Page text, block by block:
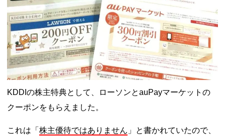
デジタルギフト改悪でいろいろ手数料徴収へ！8/3～
2026年8月
1日
PayPayポイント→Vポイント交換でストア限定の制限を消す方
法 2026年8月1日
Vポイントpay利用で最大10%還元！8/31まで 2026年8月1日
V NEOBANK改悪！還元率1.25%に、チャージ系対象外へ！11
月から 2026年8月1日
ドットマネーが再開！8/12から。でも未完了のポイント有効期
限が8月末まで？ 2026年7月31日
15%増量のチャンス。8/1~31あたりまで 2026年7月31日
au PAY 残高チャージで最大10000円もらえる！じぶん銀行から
チャージで抽選。8/31まで
KDDIの株主特典として、ローソンとauPayマーケットの
クーポンをもらえました。
これは「株主優待ではありません 」と書かれていたので、